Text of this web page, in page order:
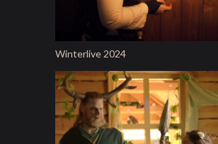
Winterlive 2024